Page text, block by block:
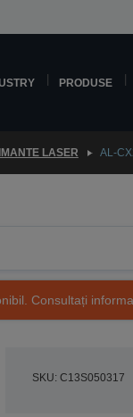
PRODUSE
LASER AL-
Consultați
SKU: C13S050317